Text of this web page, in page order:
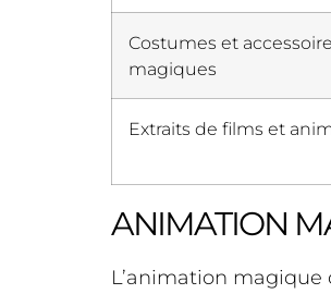
Costumes et
magiques
Extraits de films et
ANIMATION
L’animation